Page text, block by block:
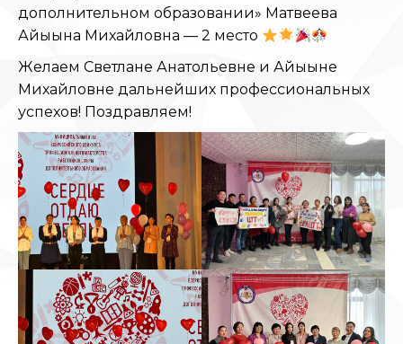
дополнительном образовании» Матвеева
Айыына Михайловна — 2 место
Желаем Светлане Анатольевне и Айыыне
Михайловне дальнейших профессиональных
успехов! Поздравляем!